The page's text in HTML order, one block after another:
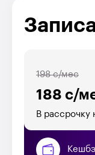
188 с/
198 с/мес
В рассрочку